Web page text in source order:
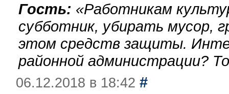
Гость: «Работникам
субботник, убирать мусор,
этом средств защиты.
районной администрации?
06.12.2018 в 18:42 #